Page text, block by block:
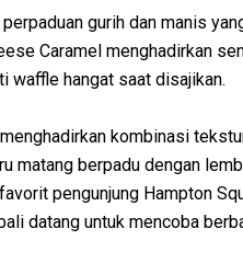
gurih dan manis
Caramel menghadirkan
waffle hangat saat disajikan.
kombinasi
matang berpadu dengan
pengunjung Hampton
datang untuk mencoba